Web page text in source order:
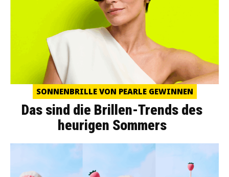
SONNENBRILLE VON PEARLE GEWINNEN
Das sind die Brillen-Trends des
heurigen Sommers